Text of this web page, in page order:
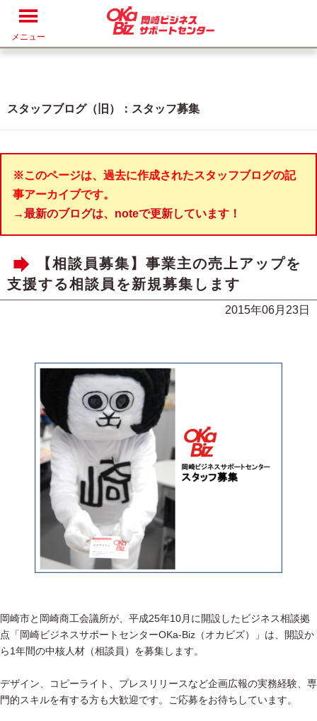
メニュー
スタッフブログ（旧）：スタッフ募集
※このページは、過去に作成されたスタッフブログの記
事アーカイブです。
→最新のブログは、noteで更新しています！
【相談員募集】事業主の売上アップを
支援する相談員を新規募集します
2015年06月23日
岡崎市と岡崎商工会議所が、平成25年10月に開設したビジネス相談拠
点「岡崎ビジネスサポートセンターOKa-Biz（オカビズ）」は、開設か
ら1年間の中核人材（相談員）を募集します。
デザイン、コピーライト、プレスリリースなど企画広報の実務経験、専
門的スキルを有する方も大歓迎です。ご応募をお待ちしています。